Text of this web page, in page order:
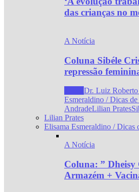
das crianças no
A Notícia
Coluna Sibéle
repressão
Dr. Luiz Roberto
Esmeraldino / Dicas
AndradeLilian Prates
Lilian Prates
Elisama Esmeraldino / Dicas
A Notícia
Coluna: ”
Armazém +